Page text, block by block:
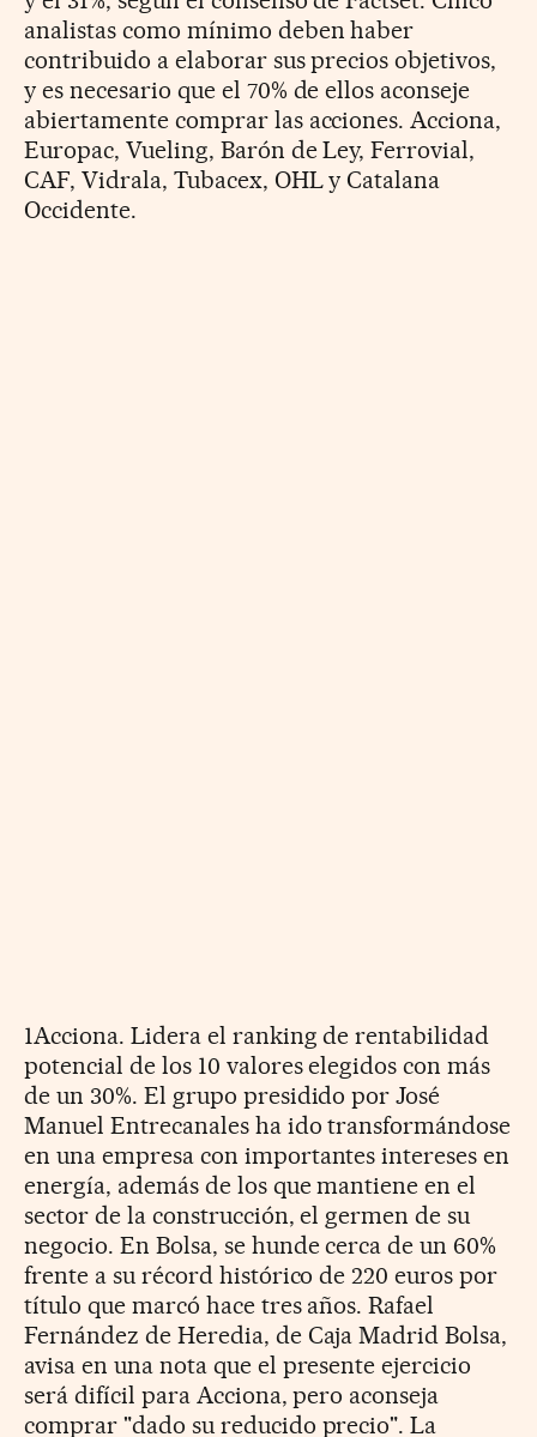
analistas como mínimo deben haber
contribuido a elaborar sus precios objetivos,
y es necesario que el 70% de ellos aconseje
abiertamente comprar las acciones. Acciona,
Europac, Vueling, Barón de Ley, Ferrovial,
CAF, Vidrala, Tubacex, OHL y Catalana
Occidente.
1Acciona. Lidera el ranking de rentabilidad
potencial de los 10 valores elegidos con más
de un 30%. El grupo presidido por José
Manuel Entrecanales ha ido transformándose
en una empresa con importantes intereses en
energía, además de los que mantiene en el
sector de la construcción, el germen de su
negocio. En Bolsa, se hunde cerca de un 60%
frente a su récord histórico de 220 euros por
título que marcó hace tres años. Rafael
Fernández de Heredia, de Caja Madrid Bolsa,
avisa en una nota que el presente ejercicio
será difícil para Acciona, pero aconseja
comprar "dado su reducido precio". La